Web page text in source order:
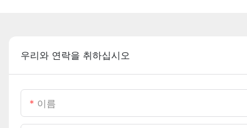
우리와 연락을 취하십시오
이름